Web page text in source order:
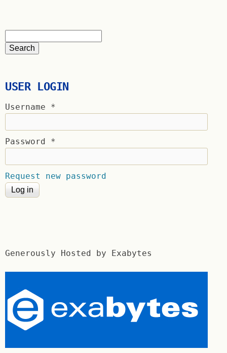
USER LOGIN
Username *
Password *
Request new password
Generously Hosted by Exabytes